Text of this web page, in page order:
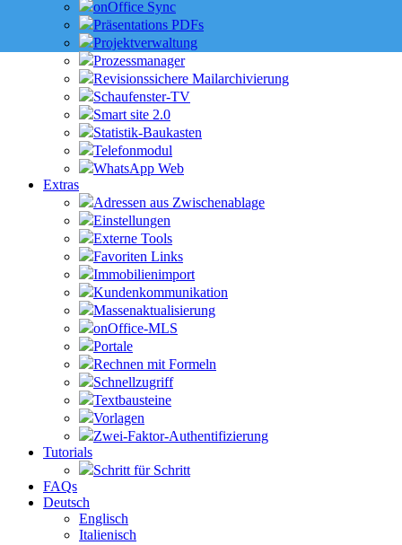
onOffice Sync
Präsentations PDFs
Projektverwaltung
Prozessmanager
Revisionssichere Mailarchivierung
Schaufenster-TV
Smart site 2.0
Statistik-Baukasten
Telefonmodul
WhatsApp Web
Extras
Adressen aus Zwischenablage
Einstellungen
Externe Tools
Favoriten Links
Immobilienimport
Kundenkommunikation
Massenaktualisierung
onOffice-MLS
Portale
Rechnen mit Formeln
Schnellzugriff
Textbausteine
Vorlagen
Zwei-Faktor-Authentifizierung
Tutorials
Schritt für Schritt
FAQs
Deutsch
Englisch
Italienisch